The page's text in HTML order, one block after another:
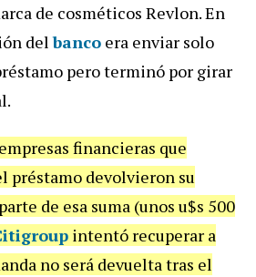
de cosméticos Revlon. En
delbanco era enviar solo
pero terminó por girar
financieras que
préstamo devolvieron su
de esa suma (unos u$s 500
intentó recuperar a
no será devuelta tras el